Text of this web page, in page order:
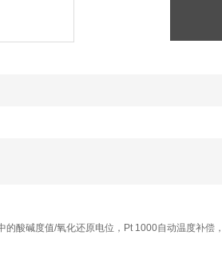
酸碱度值/氧化还原电位，Pt 1000自动温度补偿